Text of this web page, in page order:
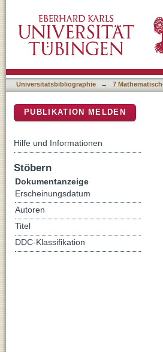
mutualism
Universitätsbibliographie → 7
PUBLIKATION MELDEN
Hilfe und Informationen
Stöbern
Dokumentanzeige
Erscheinungsdatum
Autoren
Titel
DDC-Klassifikation